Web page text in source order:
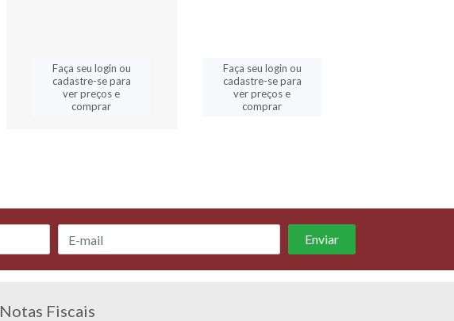
Faça seu login ou
cadastre-se para
ver preços e
comprar
Faça seu login ou
cadastre-se para
ver preços e
comprar
Notas Fiscais